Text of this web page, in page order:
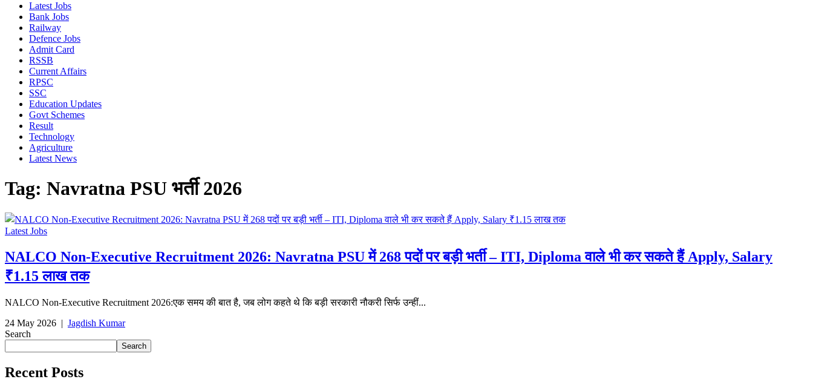
Latest Jobs
Bank Jobs
Railway
Defence Jobs
Admit Card
RSSB
Current Affairs
RPSC
SSC
Education Updates
Govt Schemes
Result
Technology
Agriculture
Latest News
Tag: Navratna PSU भर्ती 2026
Latest Jobs
NALCO Non-Executive Recruitment 2026: Navratna PSU में 268 पदों पर बड़ी भर्ती – ITI, Diploma वाले भी कर सकते हैं Apply, Salary
₹1.15 लाख तक
NALCO Non-Executive Recruitment 2026:एक समय की बात है, जब लोग कहते थे कि बड़ी सरकारी नौकरी सिर्फ उन्हीं...
24 May 2026 | Jagdish Kumar
Search
Search
Recent Posts